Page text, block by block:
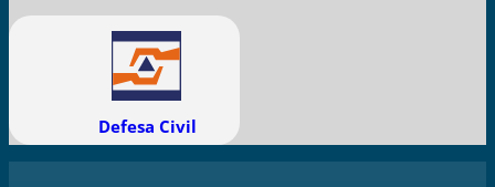
Defesa Civil